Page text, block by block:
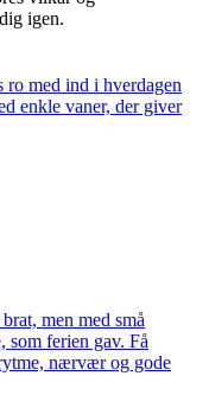
igen.
ro med ind i hverdagen
enkle vaner, der giver
men med små
som ferien gav. Få
nærvær og gode